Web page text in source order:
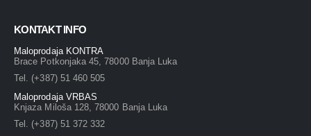
KONTAKT INFO
Maloprodaja KONTRA
Brace Potkonjaka 45, 78000 Banja Luka
Tel. (+387) 51 460 505
Maloprodaja VRBAS
Knjaza Miloša 128, 78000 Banja Luka
Tel. (+387) 51 372 332